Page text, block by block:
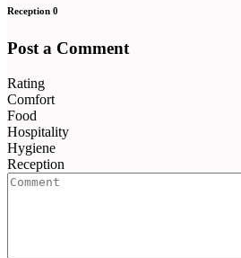
Reception 0
Post a Comment
Rating
Comfort
Food
Hospitality
Hygiene
Reception